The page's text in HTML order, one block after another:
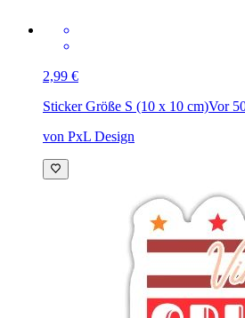
2,99 €
Sticker Größe S (10 x 10 cm)Vor
von PxL Design